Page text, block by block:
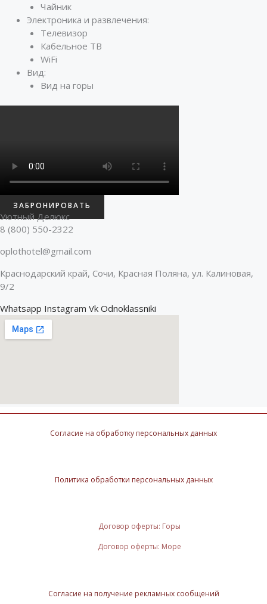
Чайник
Электроника и развлечения:
Телевизор
Кабельное ТВ
WiFi
Вид:
Вид на горы
ЗАБРОНИРОВАТЬ
Уютный Делюкс
8 (800) 550-2322
oplothotel@gmail.com
Краснодарский край, Сочи, Красная Поляна, ул. Калиновая,
9/2
Whatsapp Instagram Vk Odnoklassniki
Согласие на обработку персональных данных
Политика обработки персональных данных
Договор оферты: Горы
Договор оферты: Море
Согласие на получение рекламных сообщений